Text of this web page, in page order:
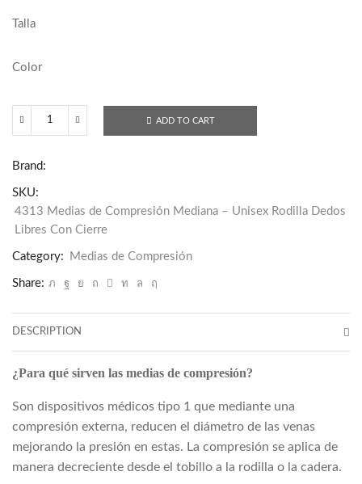
Talla
Color
Mediana
–
Unisex
Dedos
Libres
Con
Cierre
quantity
ADD TO CART
Brand:
SKU:
4313 Medias de Compresión Mediana – Unisex Rodilla Dedos
Libres Con Cierre
Category: Medias de Compresión
Share:
DESCRIPTION
¿Para qué sirven las medias de compresión?
Son dispositivos médicos tipo 1 que mediante una
compresión externa, reducen el diámetro de las venas
mejorando la presión en estas. La compresión se aplica de
manera decreciente desde el tobillo a la rodilla o la cadera.